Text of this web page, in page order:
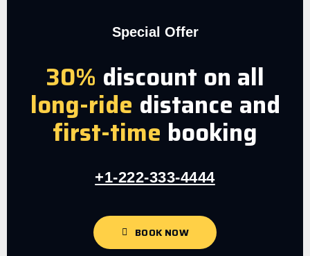
Special Offer
30% discount on all
long-ride distance and
first-time booking
+1-222-333-4444
BOOK NOW